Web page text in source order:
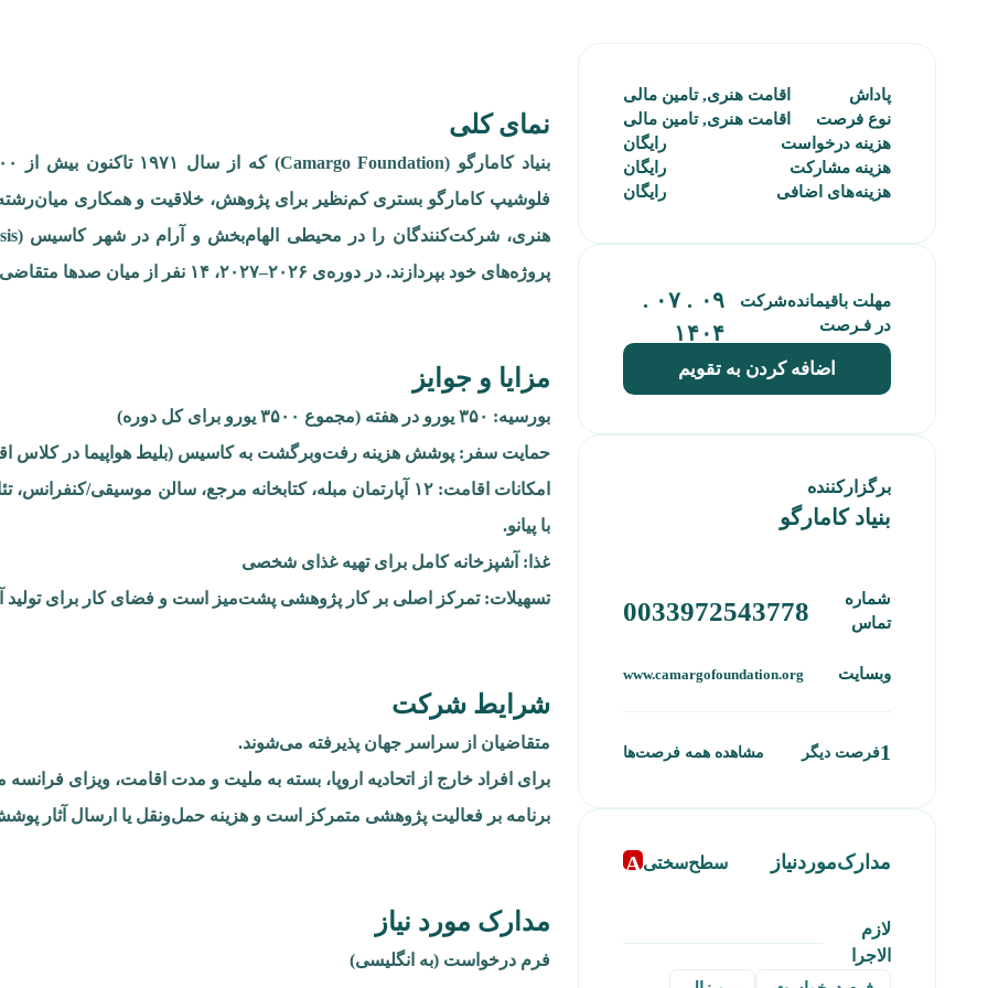
پاداش
اقامت هنری, تامین مالی
نوع فرصت
اقامت هنری, تامین مالی
هزینه‌ درخواست
رایگان
هزینه‌ مشارکت
رایگان
هزینه‌های‌ اضافی
رایگان
مهلت باقیمانده‌شرکت
در فـرصت
۰۹ . ۰۷ .
۱۴۰۴
اضافه کردن به تقویم
برگزارکننده
بنیاد کامارگو
شماره
تماس
0033972543778
وبسایت www.camargofoundation.org
1فرصت دیگر مشاهده همه فرصت‌ها
مدارک‌موردنیاز سطح‌سختیA
لازم
الاجرا
نمای کلی
فلوشیپ کامارگو بستری کم‌نظیر برای پژوهش، خلاقیت و همکاری
پروژه‌های خود بپردازند. در دوره‌ی ۲۰۲۶–۲۰۲۷، ۱۴ نفر از میان صدها متقاضی بین‌المللی برگزیده خواهند شد.
مزایا و جوایز
بورسیه: ۳۵۰ یورو در هفته (مجموع ۳۵۰۰ یورو برای کل دوره)
حمایت سفر: پوشش هزینه رفت‌وبرگشت به کاسیس (بلیط هواپیما در کلاس
امکانات اقامت: ۱۲ آپارتمان مبله، کتابخانه مرجع، سالن موسیقی/
با پیانو.
غذا: آشپزخانه کامل برای تهیه غذای شخصی
تسهیلات: تمرکز اصلی بر کار پژوهشی پشت‌میز است و فضای کار برای تولید
شرایط شرکت
متقاضیان از سراسر جهان پذیرفته می‌شوند.
برای افراد خارج از اتحادیه اروپا، بسته به ملیت و مدت اقامت، ویزای
برنامه بر فعالیت پژوهشی متمرکز است و هزینه حمل‌ونقل یا ارسال آثار
مدارک مورد نیاز
فرم درخواست (به انگلیسی)